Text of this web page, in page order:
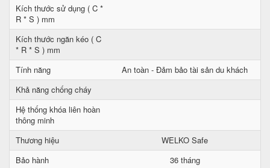
Kích thước sử dụng ( C *
R * S ) mm
Kích thước ngăn kéo ( C
* R * S ) mm
Tính năng
An toàn - Đảm bảo tài sản du khách
Khả năng chống cháy
Hệ thống khóa liên hoàn
thông minh
Thương hiệu
WELKO Safe
Bảo hành
36 tháng